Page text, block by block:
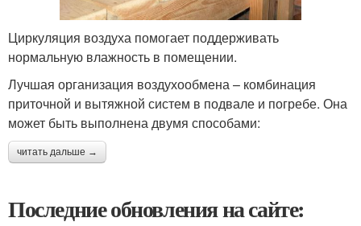
Циркуляция воздуха помогает поддерживать
нормальную влажность в помещении.
Лучшая организация воздухообмена – комбинация
приточной и вытяжной систем в подвале и погребе. Она
может быть выполнена двумя способами:
читать дальше →
Последние обновления на сайте: